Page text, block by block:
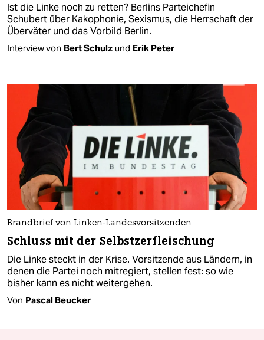
Ist die Linke noch zu retten? Berlins Parteichefin
Schubert über Kakophonie, Sexismus, die Herrschaft der
Überväter und das Vorbild Berlin.
Interview von Bert Schulz und Erik Peter
Brandbrief von Linken-Landesvorsitzenden
Schluss mit der Selbstzerfleischung
Die Linke steckt in der Krise. Vorsitzende aus Ländern, in
denen die Partei noch mitregiert, stellen fest: so wie
bisher kann es nicht weitergehen.
Von Pascal Beucker